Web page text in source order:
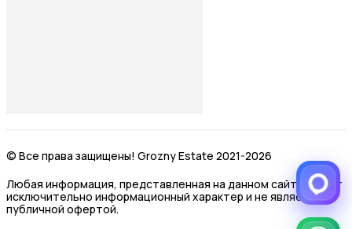
© Все права защищены! Grozny Estate 2021-2026
Любая информация, представленная на данном сайте, носит
исключительно информационный характер и не является
публичной офертой.